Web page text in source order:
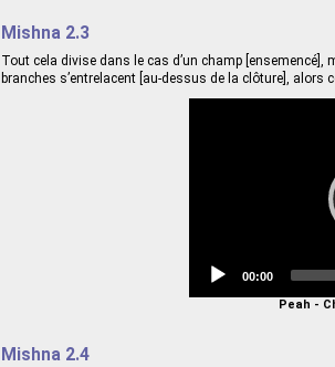
Mishna 2.3
Tout cela divise dans le cas d’un champ
branches s’entrelacent [au-dessus de la clôture], alors
Current
00:00
Peah -
Mishna 2.4